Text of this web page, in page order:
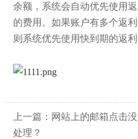
余额，系统会自动优先使用
的费用。如果账户有多个返
则系统优先使用快到期的返利
上一篇： 网站上的邮箱点击
处理？